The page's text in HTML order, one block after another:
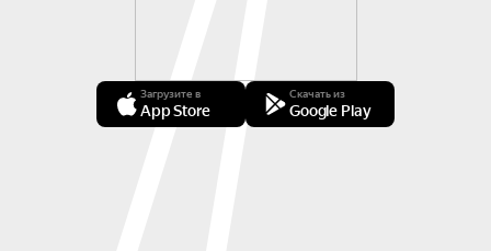
Загрузите в
App Store
Скачать из
Google Play